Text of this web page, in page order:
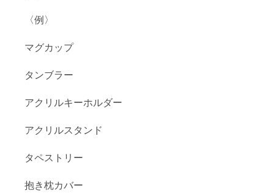
〈例〉
マグカップ
タンブラー
アクリルキーホルダー
アクリルスタンド
タペストリー
抱き枕カバー